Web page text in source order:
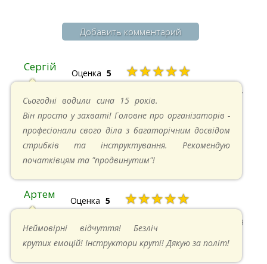
Добавить комментарий
Сергій Оценка 5 ★★★★★
20.04.2025 в 17:07
Сьогодні водили сина 15 років.
Він просто у захваті! Головне про організаторів -
професіонали свого діла з багаторічним досвідом
стрибків та інструктування. Рекомендую
початківцям та "продвинутим"!
Артем Оценка 5 ★★★★★
22.06.2024 в 15:59
Неймовірні відчуття! Безліч
крутих емоцій! Інструктори круті! Дякую за політ!